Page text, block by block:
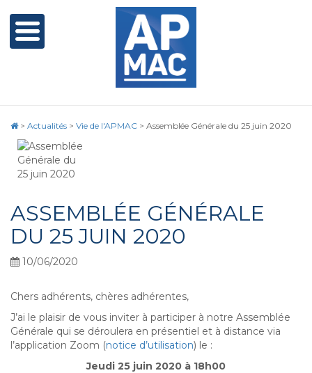
> Actualités > Vie de l'APMAC > Assemblée Générale du 25 juin 2020
ASSEMBLÉE GÉNÉRALE
DU 25 JUIN 2020
10/06/2020
Chers adhérents, chères adhérentes,
J’ai le plaisir de vous inviter à participer à notre Assemblée
Générale qui se déroulera en présentiel et à distance via
l’application Zoom (notice d’utilisation) le :
Jeudi 25 juin 2020 à 18h00